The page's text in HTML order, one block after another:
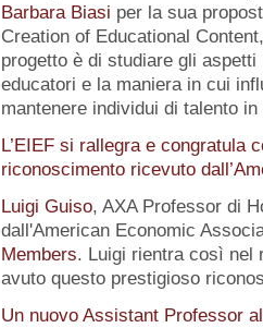
Barbara Biasi per la sua
Creation of Educational
progetto è di studiare gli
educatori e la maniera in cui
mantenere individui di talento
L’EIEF si rallegra e congratula
riconoscimento ricevuto
Luigi Guiso, AXA Professor di
dall'American Economic
Members. Luigi rientra così nel
avuto questo prestigioso
Un nuovo Assistant Professor